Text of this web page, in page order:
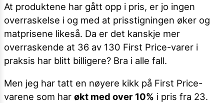
At produktene har gått opp i pris, er jo ingen
overraskelse i og med at prisstigningen øker og
matprisene likeså. Da er det kanskje mer
overraskende at 36 av 130 First Price-varer i
praksis har blitt billigere? Bra i alle fall.
Men jeg har tatt en nøyere kikk på First Price-
varene som har økt med over 10% i pris fra 23.